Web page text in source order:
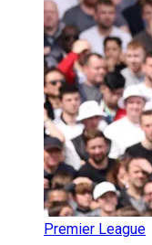
Premier League